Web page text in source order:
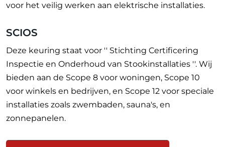
voor het veilig werken aan elektrische installaties.
SCIOS
Deze keuring staat voor '' Stichting Certificering
Inspectie en Onderhoud van Stookinstallaties ''. Wij
bieden aan de Scope 8 voor woningen, Scope 10
voor winkels en bedrijven, en Scope 12 voor speciale
installaties zoals zwembaden, sauna's, en
zonnepanelen.